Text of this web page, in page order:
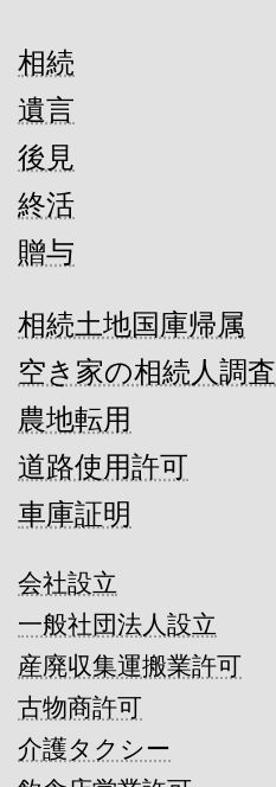
相続
遺言
後見
終活
贈与
相続土地国庫帰属
空き家の相続人調査
農地転用
道路使用許可
車庫証明
会社設立
一般社団法人設立
産廃収集運搬業許可
古物商許可
介護タクシー